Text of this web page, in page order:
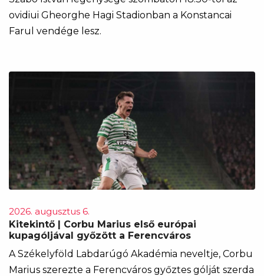
ovidiui Gheorghe Hagi Stadionban a Konstancai
Farul vendége lesz.
2026. augusztus 6.
Kitekintő | Corbu Marius első európai
kupagóljával győzött a Ferencváros
A Székelyföld Labdarúgó Akadémia neveltje, Corbu
Marius szerezte a Ferencváros győztes gólját szerda